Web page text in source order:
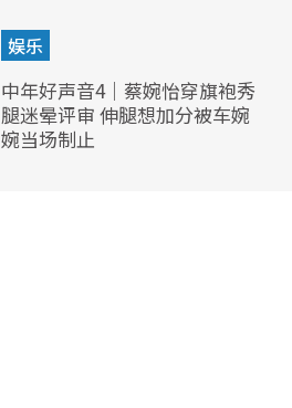
娱乐
中年好声音4｜蔡婉怡穿旗袍秀
腿迷晕评审 伸腿想加分被车婉
婉当场制止